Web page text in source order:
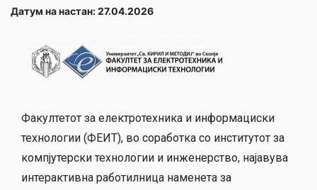
Датум на настан: 27.04.2026
Факултетот за електротехника и информациски
технологии (ФЕИТ), во соработка со институтот за
компјутерски технологии и инженерство, најавува
интерактивна работилница наменета за